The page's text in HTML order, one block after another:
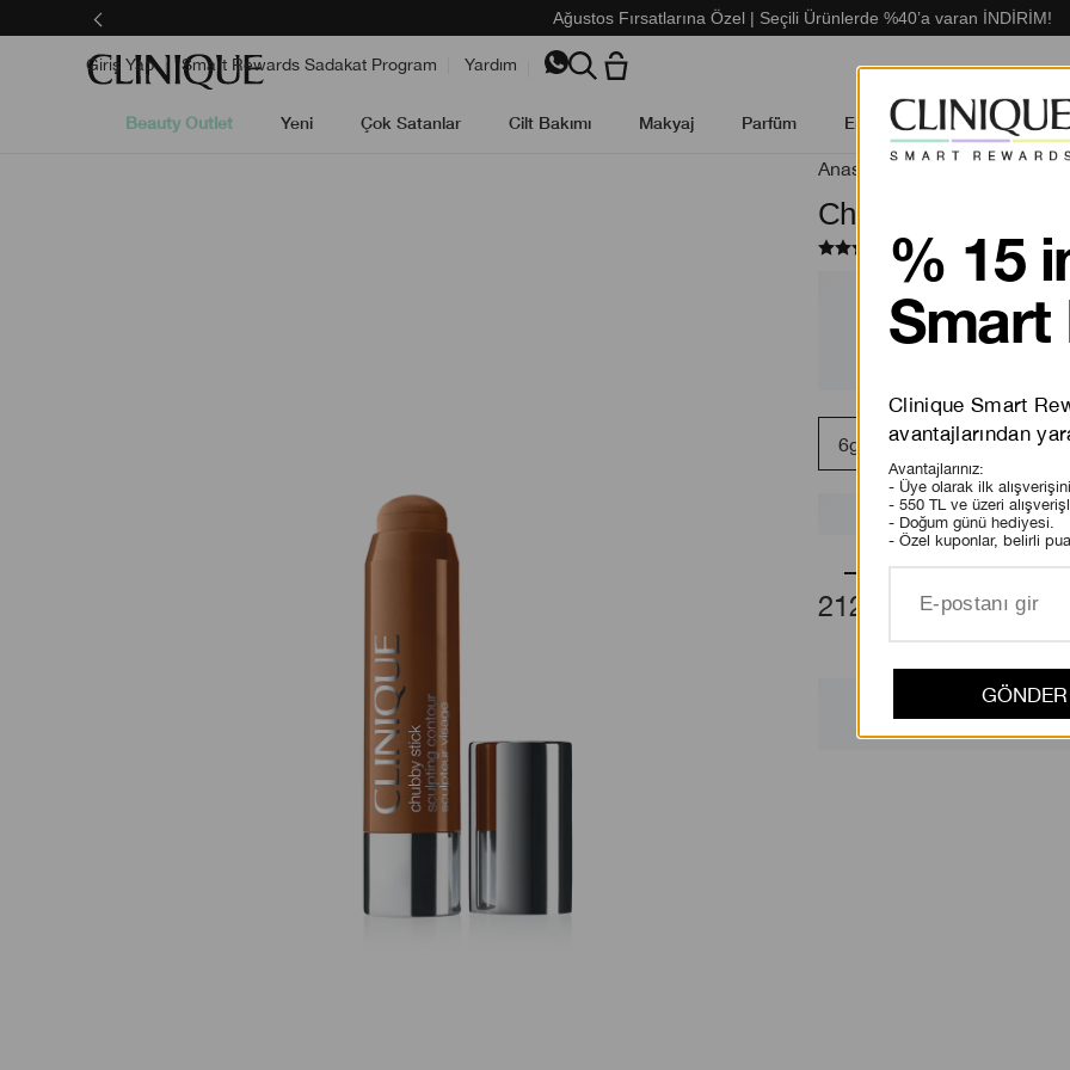
Ağustos Fırsatlarına Özel | Seçili Ürünlerde %40’a varan İNDİRİM!
Giriş Yap Smart Rewards Sadakat Program Yardım
Beauty Outlet Yeni Çok Satanlar Cilt Bakımı Makyaj Parfüm Erkek Cilt Bakımı
Anasayfa / Makyaj
Chubby Stick™
( 2) YORUMLARI
6g
2125.00 TL
% 15
Smart
Clinique Smart
avantajlarından
Avantajlarınız:
- Üye olarak ilk
- 550 TL ve üzeri
- Doğum günü hediyesi.
- Özel kuponlar, belirli